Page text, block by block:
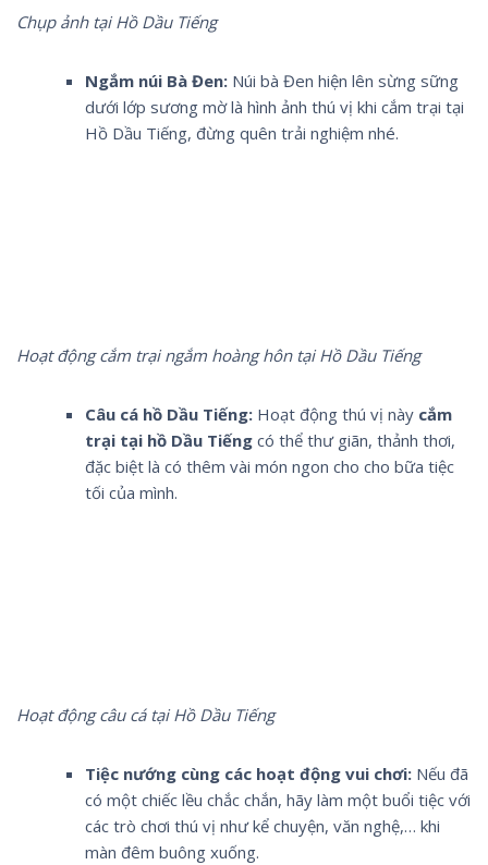
Chụp ảnh tại Hồ Dầu Tiếng
Ngắm núi Bà Đen:Núi bà Đen hiện lên sừng sững
dưới lớp sương mờ là hình ảnh thú vị khi cắm trại tại
Hồ Dầu Tiếng, đừng quên trải nghiệm nhé.
Hoạt động cắm trại ngắm hoàng hôn tại Hồ Dầu Tiếng
Câu cá hồ Dầu Tiếng:Hoạt động thú vị này cắm
trại tại hồ Dầu Tiếngcó thể thư giãn, thảnh thơi,
đặc biệt là có thêm vài món ngon cho cho bữa tiệc
tối của mình.
Hoạt động câu cá tại Hồ Dầu Tiếng
Tiệc nướng cùng các hoạt động vui chơi:Nếu đã
có một chiếc lều chắc chắn, hãy làm một buổi tiệc với
các trò chơi thú vị như kể chuyện, văn nghệ,… khi
màn đêm buông xuống.